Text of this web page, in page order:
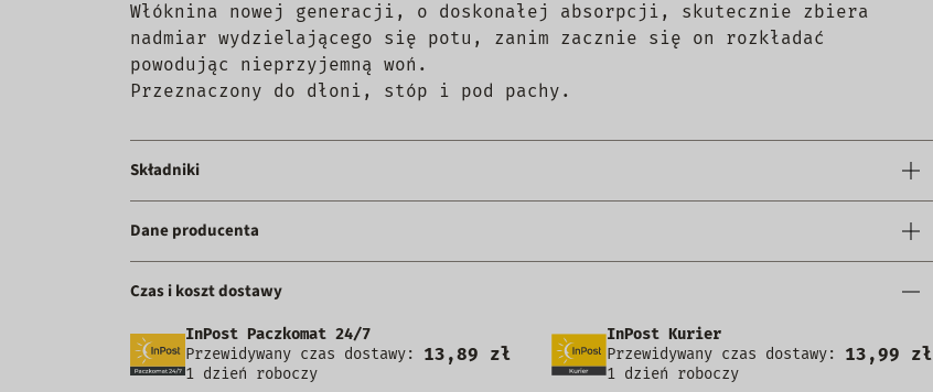
Włóknina nowej generacji, o doskonałej absorpcji, skutecznie zbiera
nadmiar wydzielającego się potu, zanim zacznie się on rozkładać
powodując nieprzyjemną woń.
Przeznaczony do dłoni, stóp i pod pachy.
Składniki
Dane producenta
Czas i koszt dostawy
InPost Paczkomat 24/7
Przewidywany czas dostawy:
1 dzień roboczy
13,89 zł
InPost Kurier
Przewidywany czas dostawy:
1 dzień roboczy
13,99 zł